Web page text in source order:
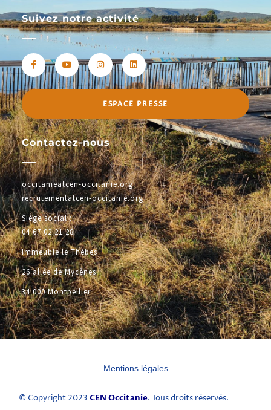
Suivez notre activité
ESPACE PRESSE
Contactez-nous
occitanieatcen-occitanie.org
recrutementatcen-occitanie.org
Siège social :
04 67 02 21 28
Immeuble le Thèbes
26 allée de Mycènes
34 000 Montpellier
© Copyright 2023CEN Occitanie. Tous droits réservés.
Mentions légales